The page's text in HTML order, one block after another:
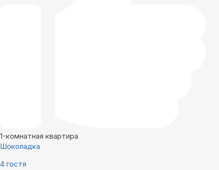
1-комнатная квартира
Шоколадка
4 гостя